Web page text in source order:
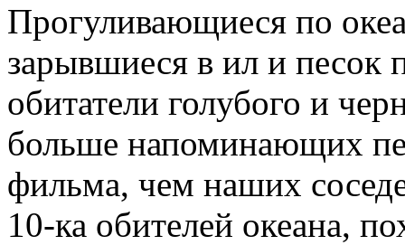
Прогуливающиеся по
зарывшиеся в ил и песок
обитатели голубого и
больше напоминающих
фильма, чем наших
10-ка обителей океана,